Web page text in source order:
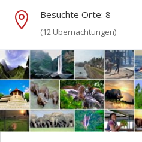
 Besuchte Orte: 8
(12 Übernachtungen)